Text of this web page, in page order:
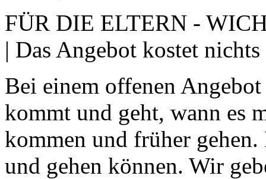
FÜR DIE ELTERN -
| Das Angebot kostet
Bei einem offenen
kommt und geht, wann es
kommen und früher
und gehen können. Wir